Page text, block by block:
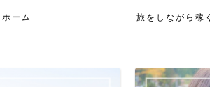
ホーム 旅をしながら稼